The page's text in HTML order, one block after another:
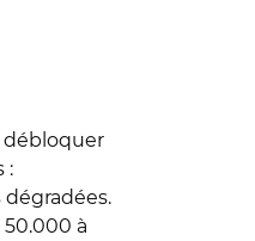
débloquer
:
à